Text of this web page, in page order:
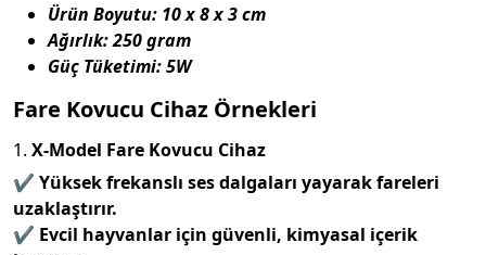
Ürün Boyutu: 10 x 8 x 3 cm
Ağırlık: 250 gram
Güç Tüketimi: 5W
Fare Kovucu Cihaz Örnekleri
1. X-Model Fare Kovucu Cihaz
✔️ Yüksek frekanslı ses dalgaları yayarak fareleri
uzaklaştırır.
✔️ Evcil hayvanlar için güvenli, kimyasal içerik